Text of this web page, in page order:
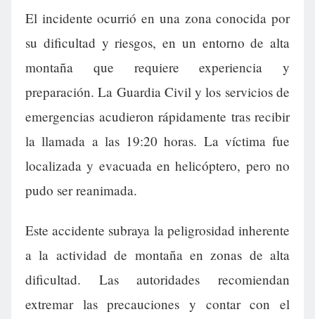
El incidente ocurrió en una zona conocida por
su dificultad y riesgos, en un entorno de alta
montaña que requiere experiencia y
preparación. La Guardia Civil y los servicios de
emergencias acudieron rápidamente tras recibir
la llamada a las 19:20 horas. La víctima fue
localizada y evacuada en helicóptero, pero no
pudo ser reanimada.
Este accidente subraya la peligrosidad inherente
a la actividad de montaña en zonas de alta
dificultad. Las autoridades recomiendan
extremar las precauciones y contar con el